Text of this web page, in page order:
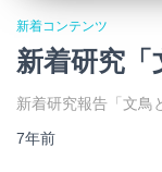
新着コンテンツ
新着研究「
新着研究報告「文鳥
7年前